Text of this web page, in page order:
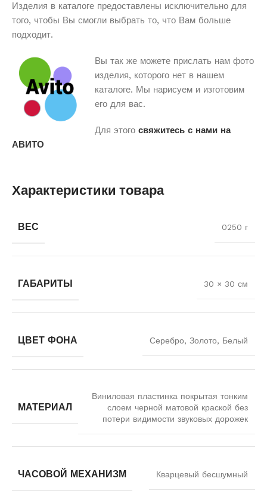
Изделия в каталоге предоставлены исключительно для
того, чтобы Вы смогли выбрать то, что Вам больше
подходит.
Вы так же можете прислать нам фото
изделия, которого нет в нашем
каталоге. Мы нарисуем и изготовим
его для вас.
Для этого свяжитесь с нами на
АВИТО
Характеристики товара
ВЕС 0250 г
ГАБАРИТЫ 30 × 30 см
ЦВЕТ ФОНА Серебро, Золото, Белый
МАТЕРИАЛ
Виниловая пластинка покрытая тонким
слоем черной матовой краской без
потери видимости звуковых дорожек
ЧАСОВОЙ МЕХАНИЗМ Кварцевый бесшумный